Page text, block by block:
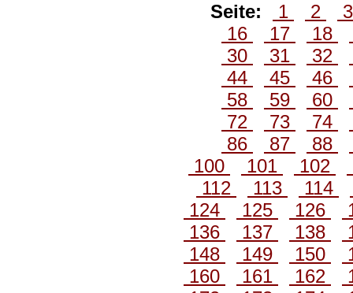
Seite: 1 2
16
17 18
30
31 32
44
45 46
58
59 60
72
73 74
86
87 88
100
101 102
112
113 114
124
125 126
136
137 138
148
149 150
160
161 162